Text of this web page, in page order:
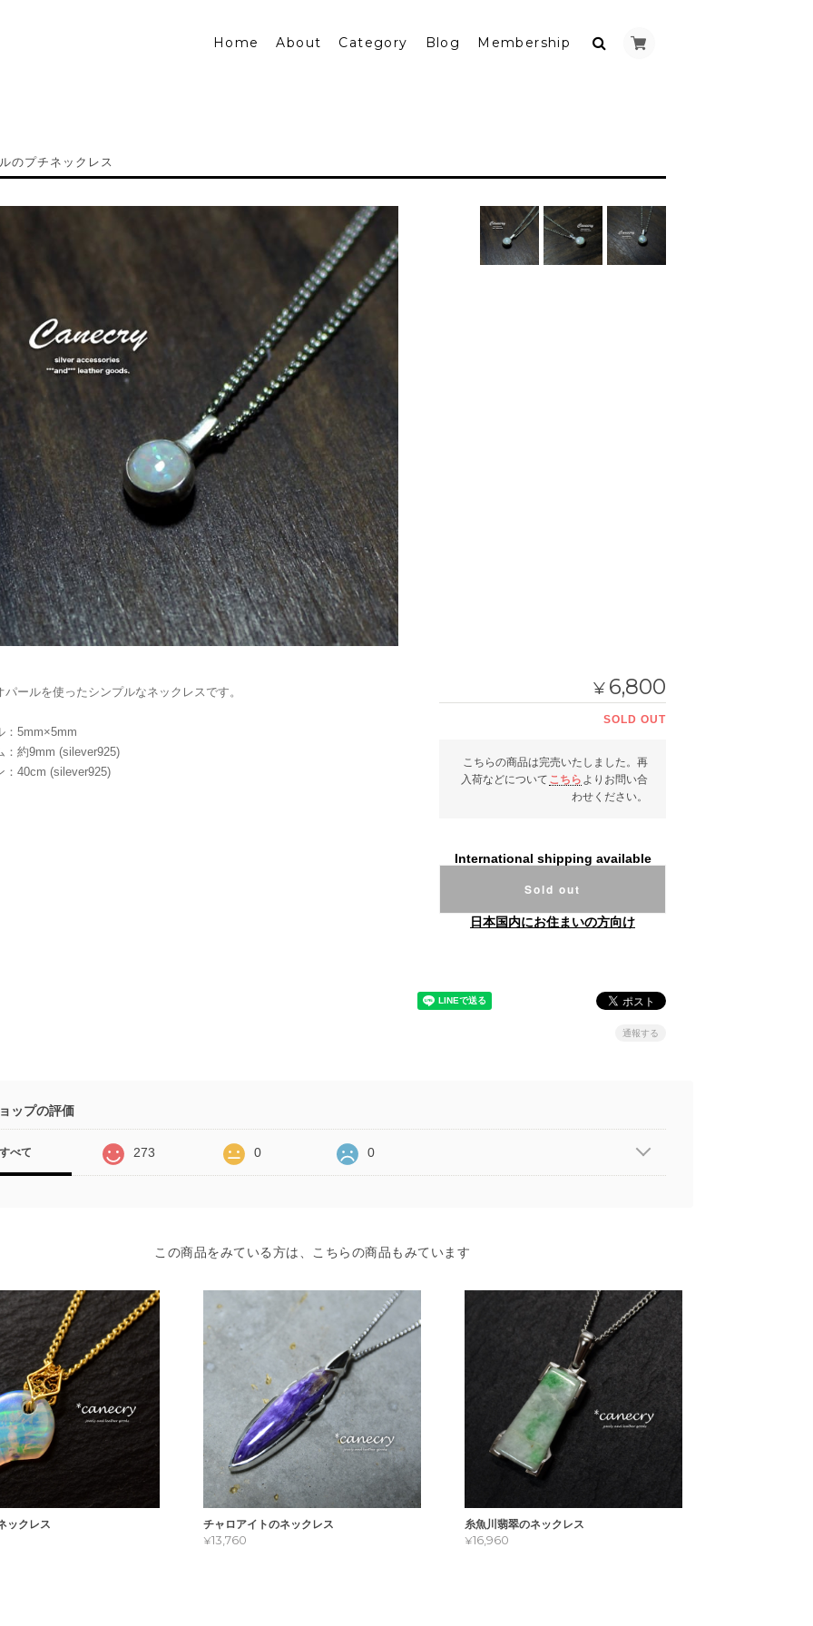
Home About Category Blog Membership
のプチネックレス
パールを使ったシンプルなネックレスです。
：5mm×5mm
：約9mm (silever925)
：40cm (silever925)
¥ 6,800
SOLD OUT
こちらの商品は完売いたしました。再
入荷などについて こちら よりお問い合
わせください。
International shipping available
Sold out
日本国内にお住まいの方向け
通報する
ップの評価
べて 273 0 0
この商品をみている方は、こちらの商品もみています
ックレス チャロアイトのネックレス
¥13,760
糸魚川翡翠のネックレス
¥16,960